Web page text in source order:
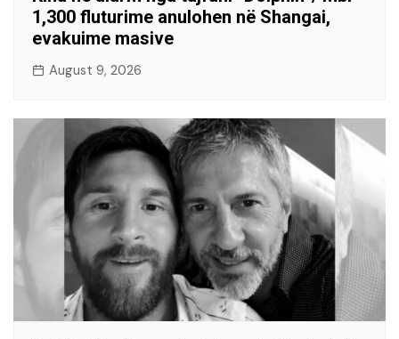
1,300 fluturime anulohen në Shangai,
evakuime masive
August 9, 2026